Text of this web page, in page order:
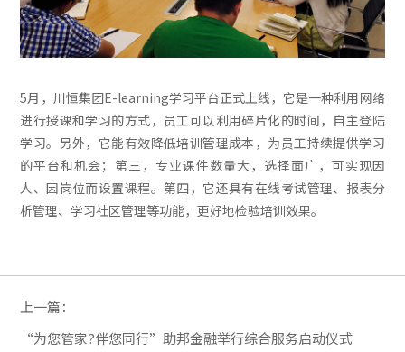
5月，川恒集团E-learning学习平台正式上线，它是一种利用网络
进行授课和学习的方式，员工可以利用碎片化的时间，自主登陆
学习。另外，它能有效降低培训管理成本，为员工持续提供学习
的平台和机会；第三，专业课件数量大，选择面广，可实现因
人、因岗位而设置课程。第四，它还具有在线考试管理、报表分
析管理、学习社区管理等功能，更好地检验培训效果。
上一篇：
“为您管家?伴您同行”助邦金融举行综合服务启动仪式